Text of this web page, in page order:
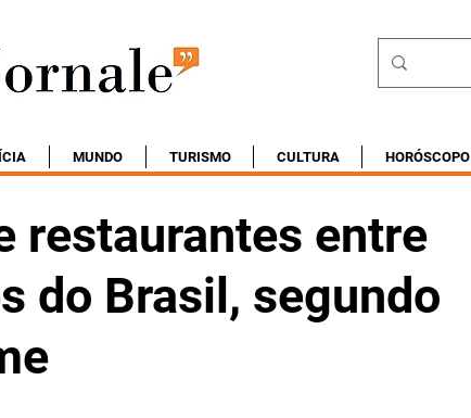
MUNDO TURISMO CULTURA HORÓSCOPO
restaurantes entre
do Brasil, segundo